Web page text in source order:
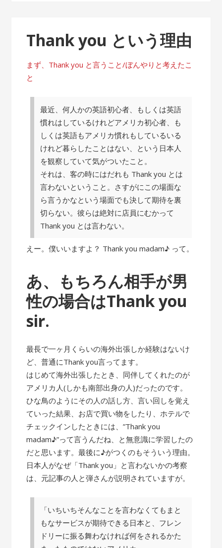
Thank you という理由
まず、Thank you と言うこと/ぼんやりと考えたこ
と
最近、何人かの英語初心者、もしくは英語
慣れはしているけれどアメリカ初心者、も
しくは英語もアメリカ慣れもしているいる
けれど暮らしたことはない、という日本人
を観察していて気がついたこと。
それは、客の時にはだれも Thank you とは
言わないということ。さすがにこの場面な
ら言うかなという場面でも決して期待を裏
切らない。彼らは絶対に店員にむかって
Thank you とは言わない。
えー。僕いいますよ？ Thank you madam♪ って。
あ、もちろん相手が男
性の場合はThank you
sir.
最長で一ヶ月くらいの海外出張しか経験はないけ
ど、普通にThank you言ってます。
はじめて海外出張したとき、同伴してくれたのが
アメリカ人(しかも南部出身の人)だったのです。
ひな鳥のようにその人の話し方、言い回しを覚え
ていった結果、お店で買い物をしたり、ホテルで
チェックインしたときには、”Thank you
madam♪”って言うんだね、と無意識に学習したの
だと思います。最後に♪がつくのもそういう理由。
日本人がなぜ「Thank you」と言わないかの考察
は、元記事の人と弾さんが説明されていますが。
「いちいちそんなことを言わなくてもまと
もなサービスが期待できる日本と、フレン
ドリーに振る舞わなければ何をされるかた